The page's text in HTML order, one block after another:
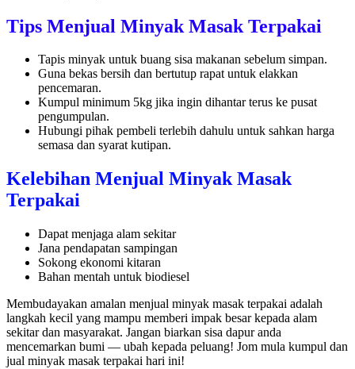
Tips Menjual Minyak Masak Terpakai
Tapis minyak untuk buang sisa makanan sebelum simpan.
Guna bekas bersih dan bertutup rapat untuk elakkan
pencemaran.
Kumpul minimum 5kg jika ingin dihantar terus ke pusat
pengumpulan.
Hubungi pihak pembeli terlebih dahulu untuk sahkan harga
semasa dan syarat kutipan.
Kelebihan Menjual Minyak Masak
Terpakai
Dapat menjaga alam sekitar
Jana pendapatan sampingan
Sokong ekonomi kitaran
Bahan mentah untuk biodiesel
Membudayakan amalan menjual minyak masak terpakai adalah
langkah kecil yang mampu memberi impak besar kepada alam
sekitar dan masyarakat. Jangan biarkan sisa dapur anda
mencemarkan bumi — ubah kepada peluang! Jom mula kumpul dan
jual minyak masak terpakai hari ini!